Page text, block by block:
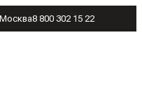
Москва8 800 302 15 22